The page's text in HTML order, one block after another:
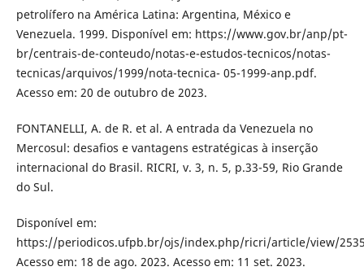
petrolífero na América Latina: Argentina, México e
Venezuela. 1999. Disponível em: https://www.gov.br/anp/pt-
br/centrais-de-conteudo/notas-e-estudos-tecnicos/notas-
tecnicas/arquivos/1999/nota-tecnica- 05-1999-anp.pdf.
Acesso em: 20 de outubro de 2023.
FONTANELLI, A. de R. et al. A entrada da Venezuela no
Mercosul: desafios e vantagens estratégicas à inserção
internacional do Brasil. RICRI, v. 3, n. 5, p.33-59, Rio Grande
do Sul.
Disponível em:
https://periodicos.ufpb.br/ojs/index.php/ricri/article/view/
Acesso em: 18 de ago. 2023. Acesso em: 11 set. 2023.